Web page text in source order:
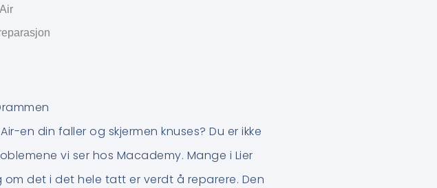
en din faller og skjermen knuses? Du er ikke
vi ser hos Macademy. Mange i Lier
det i det hele tatt er verdt å reparere. Den